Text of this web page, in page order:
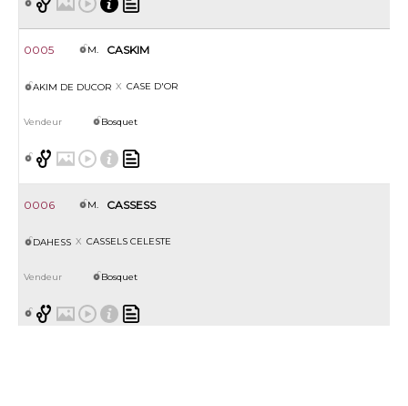
0005 M. CASKIM
AKIM DE DUCOR CASE D'OR
Bosquet
0006 M. CASSESS
DAHESS CASSELS CELESTE
Bosquet